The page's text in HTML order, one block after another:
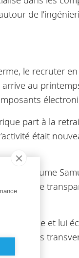
de
le recruter
au
part à la
était
», résume
en toute
Philippe et lui
plus